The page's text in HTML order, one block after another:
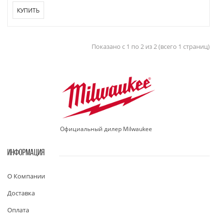
КУПИТЬ
Показано с 1 по 2 из 2 (всего 1 страниц)
Официальный дилер Milwaukee
ИНФОРМАЦИЯ
О Компании
Доставка
Оплата